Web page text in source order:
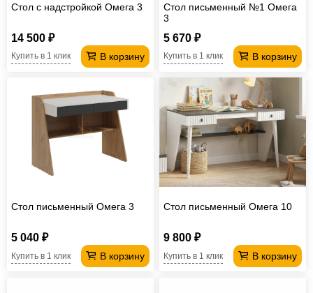
Стол с надстройкой Омега 3
14 500 ₽
В корзину
Купить в 1 клик
Стол письменный №1 Омега
3
5 670 ₽
В корзину
Купить в 1 клик
Стол письменный Омега 3
5 040 ₽
В корзину
Купить в 1 клик
Стол письменный Омега 10
9 800 ₽
В корзину
Купить в 1 клик